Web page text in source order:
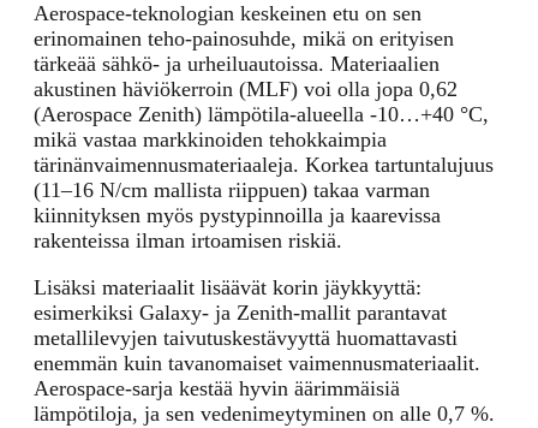
Aerospace-teknologian keskeinen etu on sen
erinomainen teho-painosuhde, mikä on erityisen
tärkeää sähkö- ja urheiluautoissa. Materiaalien
akustinen häviökerroin (MLF) voi olla jopa 0,62
(Aerospace Zenith) lämpötila-alueella -10…+40 °C,
mikä vastaa markkinoiden tehokkaimpia
tärinänvaimennusmateriaaleja. Korkea tartuntalujuus
(11–16 N/cm mallista riippuen) takaa varman
kiinnityksen myös pystypinnoilla ja kaarevissa
rakenteissa ilman irtoamisen riskiä.
Lisäksi materiaalit lisäävät korin jäykkyyttä:
esimerkiksi Galaxy- ja Zenith-mallit parantavat
metallilevyjen taivutuskestävyyttä huomattavasti
enemmän kuin tavanomaiset vaimennusmateriaalit.
Aerospace-sarja kestää hyvin äärimmäisiä
lämpötiloja, ja sen vedenimeytyminen on alle 0,7 %.